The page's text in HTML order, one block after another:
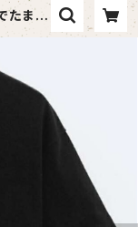
たまご
地にモ